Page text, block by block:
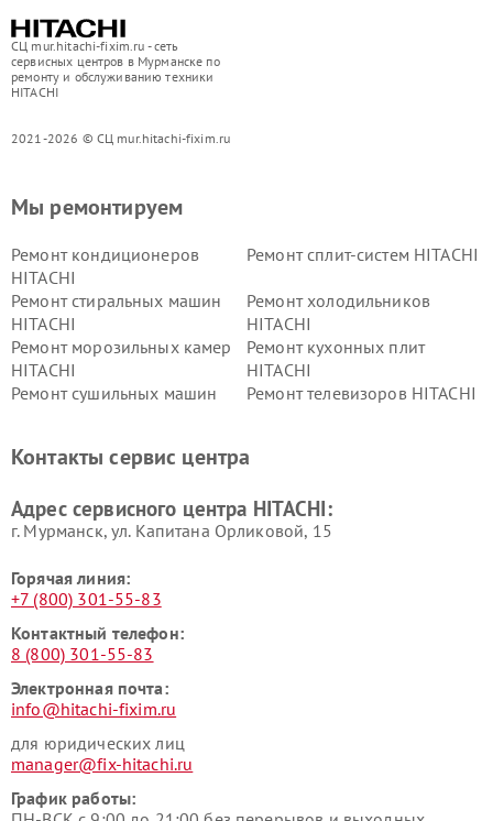
СЦ mur.hitachi-fixim.ru - сеть
сервисных центров в Мурманске по
ремонту и обслуживанию техники
HITACHI
2021-2026 © СЦ mur.hitachi-fixim.ru
Мы ремонтируем
Ремонт кондиционеров
HITACHI
Ремонт сплит-систем HITACHI
Ремонт стиральных машин
HITACHI
Ремонт холодильников
HITACHI
Ремонт морозильных камер
HITACHI
Ремонт кухонных плит
HITACHI
Ремонт сушильных машин
Ремонт телевизоров HITACHI
данных HITACHI
HITACHI
HITACHI
HITACHI
Контакты сервис центра
Адрес сервисного центра HITACHI:
г. Мурманск, ул. Капитана Орликовой, 15
Горячая линия:
+7 (800) 301-55-83
Контактный телефон:
8 (800) 301-55-83
Электронная почта:
info@hitachi-fixim.ru
для юридических лиц
manager@fix-hitachi.ru
График работы: